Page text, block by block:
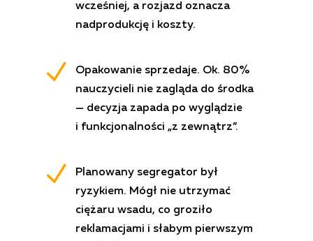
wcześniej, a rozjazd oznacza
nadprodukcję i koszty.
N
Opakowanie sprzedaje. Ok. 80%
nauczycieli nie zagląda do środka
— decyzja zapada po wyglądzie
i funkcjonalności „z zewnątrz”.
N
Planowany segregator był
ryzykiem. Mógł nie utrzymać
ciężaru wsadu, co groziło
reklamacjami i słabym pierwszym